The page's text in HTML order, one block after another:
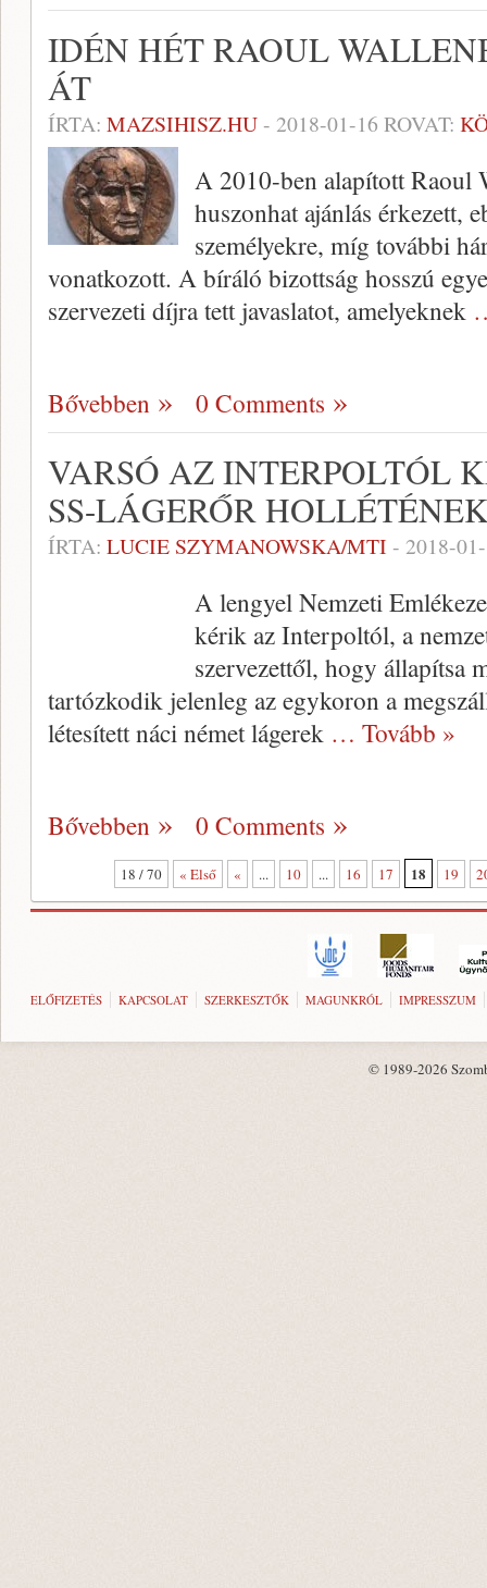
IDÉN HÉT RAOUL
ÁT
ÍRTA: MAZSIHISZ.HU- 2018-01-16 ROVAT:
A 2010-ben alapított Raoul
huszonhat ajánlás érkezett,
személyekre, míg további
vonatkozott. A bíráló bizottság hosszú
szervezeti díjra tett javaslatot, amelyeknek
Bővebben 0 Comments
VARSÓ AZ INTERPOLTÓL
SS-LÁGERŐR
ÍRTA: LUCIE SZYMANOWSKA/MTI - 2018-
A lengyel Nemzeti
kérik az Interpoltól, a
szervezettől, hogy állapítsa
tartózkodik jelenleg az egykoron a
létesített náci német lágerek … Tovább »
Bővebben 0 Comments
18 / 70 « Első « ... 10 ... 16 17 18 19
ELŐFIZETÉS KAPCSOLAT SZERKESZTŐK MAGUNKRÓL IMPRESSZUM
© 1989-2026